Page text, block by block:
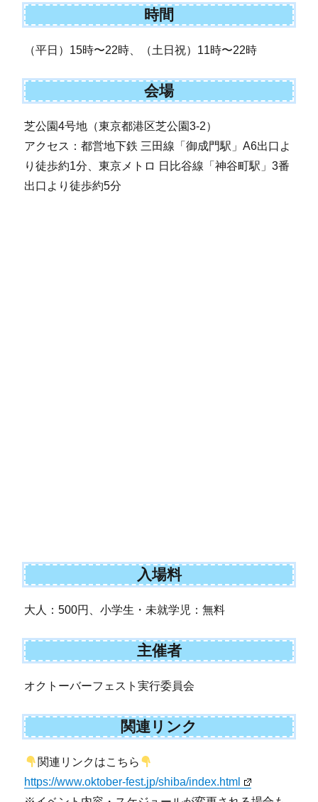
時間
（平日）15時〜22時、（土日祝）11時〜22時
会場
芝公園4号地（東京都港区芝公園3-2）
アクセス：都営地下鉄 三田線「御成門駅」A6出口よ
り徒歩約1分、東京メトロ 日比谷線「神谷町駅」3番
出口より徒歩約5分
入場料
大人：500円、小学生・未就学児：無料
主催者
オクトーバーフェスト実行委員会
関連リンク
関連リンクはこちら
https://www.oktober-fest.jp/shiba/index.html